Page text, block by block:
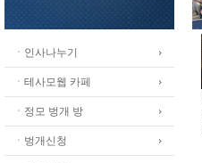
ㆍ인사나누기
ㆍ테사모웹 카페
ㆍ정모 벙개 방
ㆍ벙개신청